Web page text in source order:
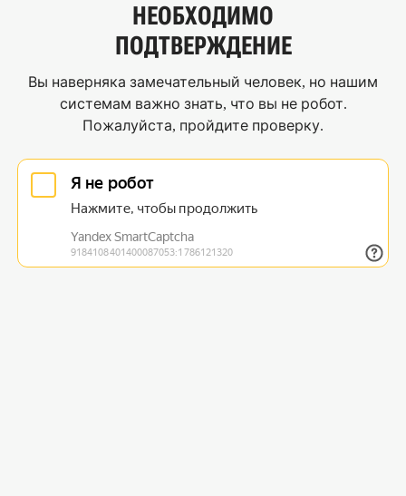
НЕОБХОДИМО
ПОДТВЕРЖДЕНИЕ
Вы наверняка замечательный человек, но нашим
системам важно знать, что вы не робот.
Пожалуйста, пройдите проверку.